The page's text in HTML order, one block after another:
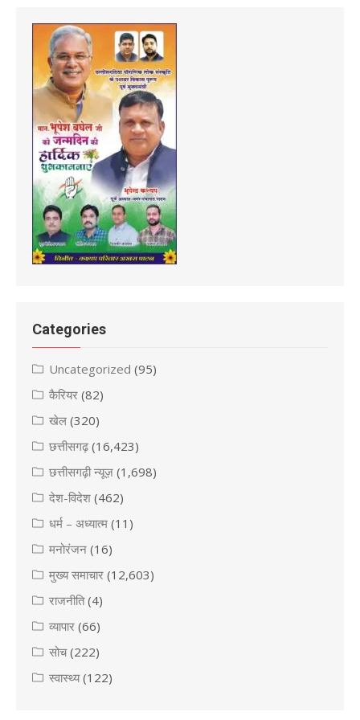
Categories
Uncategorized (95)
कैरियर (82)
खेल (320)
छत्तीसगढ़(16,423)
छत्तीसगढ़ी न्यूज़ (1,698)
देश-विदेश (462)
धर्म – अध्यात्म (11)
मनोरंजन (16)
मुख्य समाचार (12,603)
राजनीति(4)
व्यापार (66)
सोच(222)
स्वास्थ्य(122)